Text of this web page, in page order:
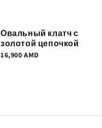
Овальный клатч с
золотой цепочкой
16,900 AMD